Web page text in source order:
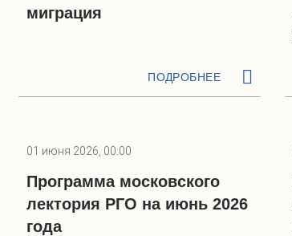
миграция
ПОДРОБНЕЕ
01 июня 2026, 00:00
Программа московского
лектория РГО на июнь 2026
года